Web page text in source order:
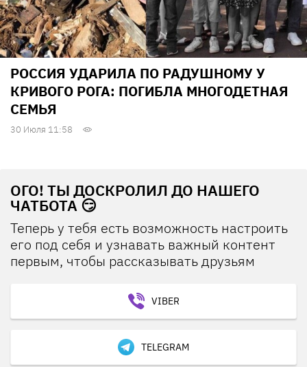
РОССИЯ УДАРИЛА ПО РАДУШНОМУ У
КРИВОГО РОГА: ПОГИБЛА МНОГОДЕТНАЯ
СЕМЬЯ
30 Июля 11:58
ОГО! ТЫ ДОСКРОЛИЛ ДО НАШЕГО
ЧАТБОТА 😏
Теперь у тебя есть возможность настроить
его под себя и узнавать важный контент
первым, чтобы рассказывать друзьям
VIBER
TELEGRAM